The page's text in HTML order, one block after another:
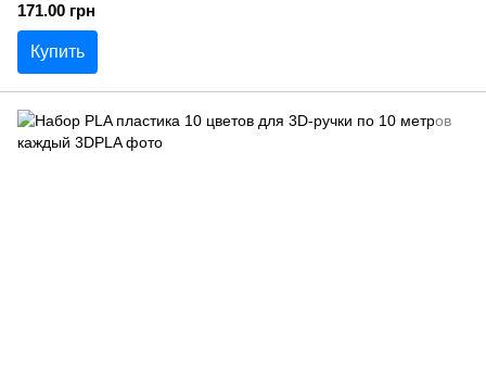
171.00 грн
Купить